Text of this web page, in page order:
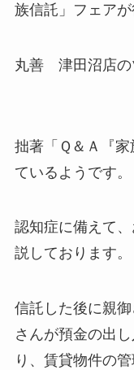
族信託」フェアが
丸善 津田沼店の
拙著「Ｑ＆Ａ『
ているようです。
認知症に備えて
説しております。
信託した後に親
さんが預金の出
り、賃貸物件の